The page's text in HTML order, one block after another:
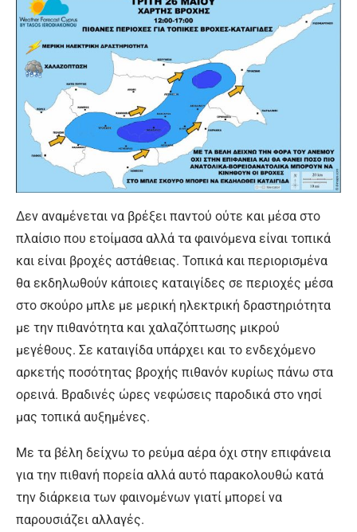
Δεν αναμένεται να βρέξει παντού ούτε και μέσα στο
πλαίσιο που ετοίμασα αλλά τα φαινόμενα είναι τοπικά
και είναι βροχές αστάθειας. Τοπικά και περιορισμένα
θα εκδηλωθούν κάποιες καταιγίδες σε περιοχές μέσα
στο σκούρο μπλε με μερική ηλεκτρική δραστηριότητα
με την πιθανότητα και χαλαζόπτωσης μικρού
μεγέθους. Σε καταιγίδα υπάρχει και το ενδεχόμενο
αρκετής ποσότητας βροχής πιθανόν κυρίως πάνω στα
ορεινά. Βραδινές ώρες νεφώσεις παροδικά στο νησί
μας τοπικά αυξημένες.
Με τα βέλη δείχνω το ρεύμα αέρα όχι στην επιφάνεια
για την πιθανή πορεία αλλά αυτό παρακολουθώ κατά
την διάρκεια των φαινομένων γιατί μπορεί να
παρουσιάζει αλλαγές.